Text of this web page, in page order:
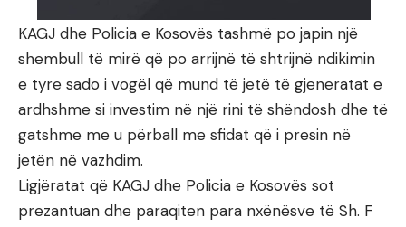
KAGJ dhe Policia e Kosovës tashmë po japin një
shembull të mirë që po arrijnë të shtrijnë ndikimin
e tyre sado i vogël që mund të jetë të gjeneratat e
ardhshme si investim në një rini të shëndosh dhe të
gatshme me u përball me sfidat që i presin në
jetën në vazhdim.
Ligjëratat që KAGJ dhe Policia e Kosovës sot
prezantuan dhe paraqiten para nxënësve të Sh. F